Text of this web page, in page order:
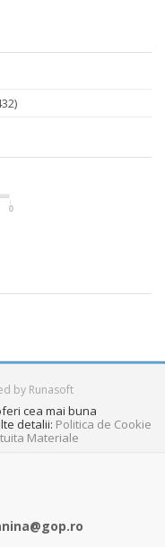
0
by Runasoft
cea mai buna
detalii: Politica de Cookie
Materiale